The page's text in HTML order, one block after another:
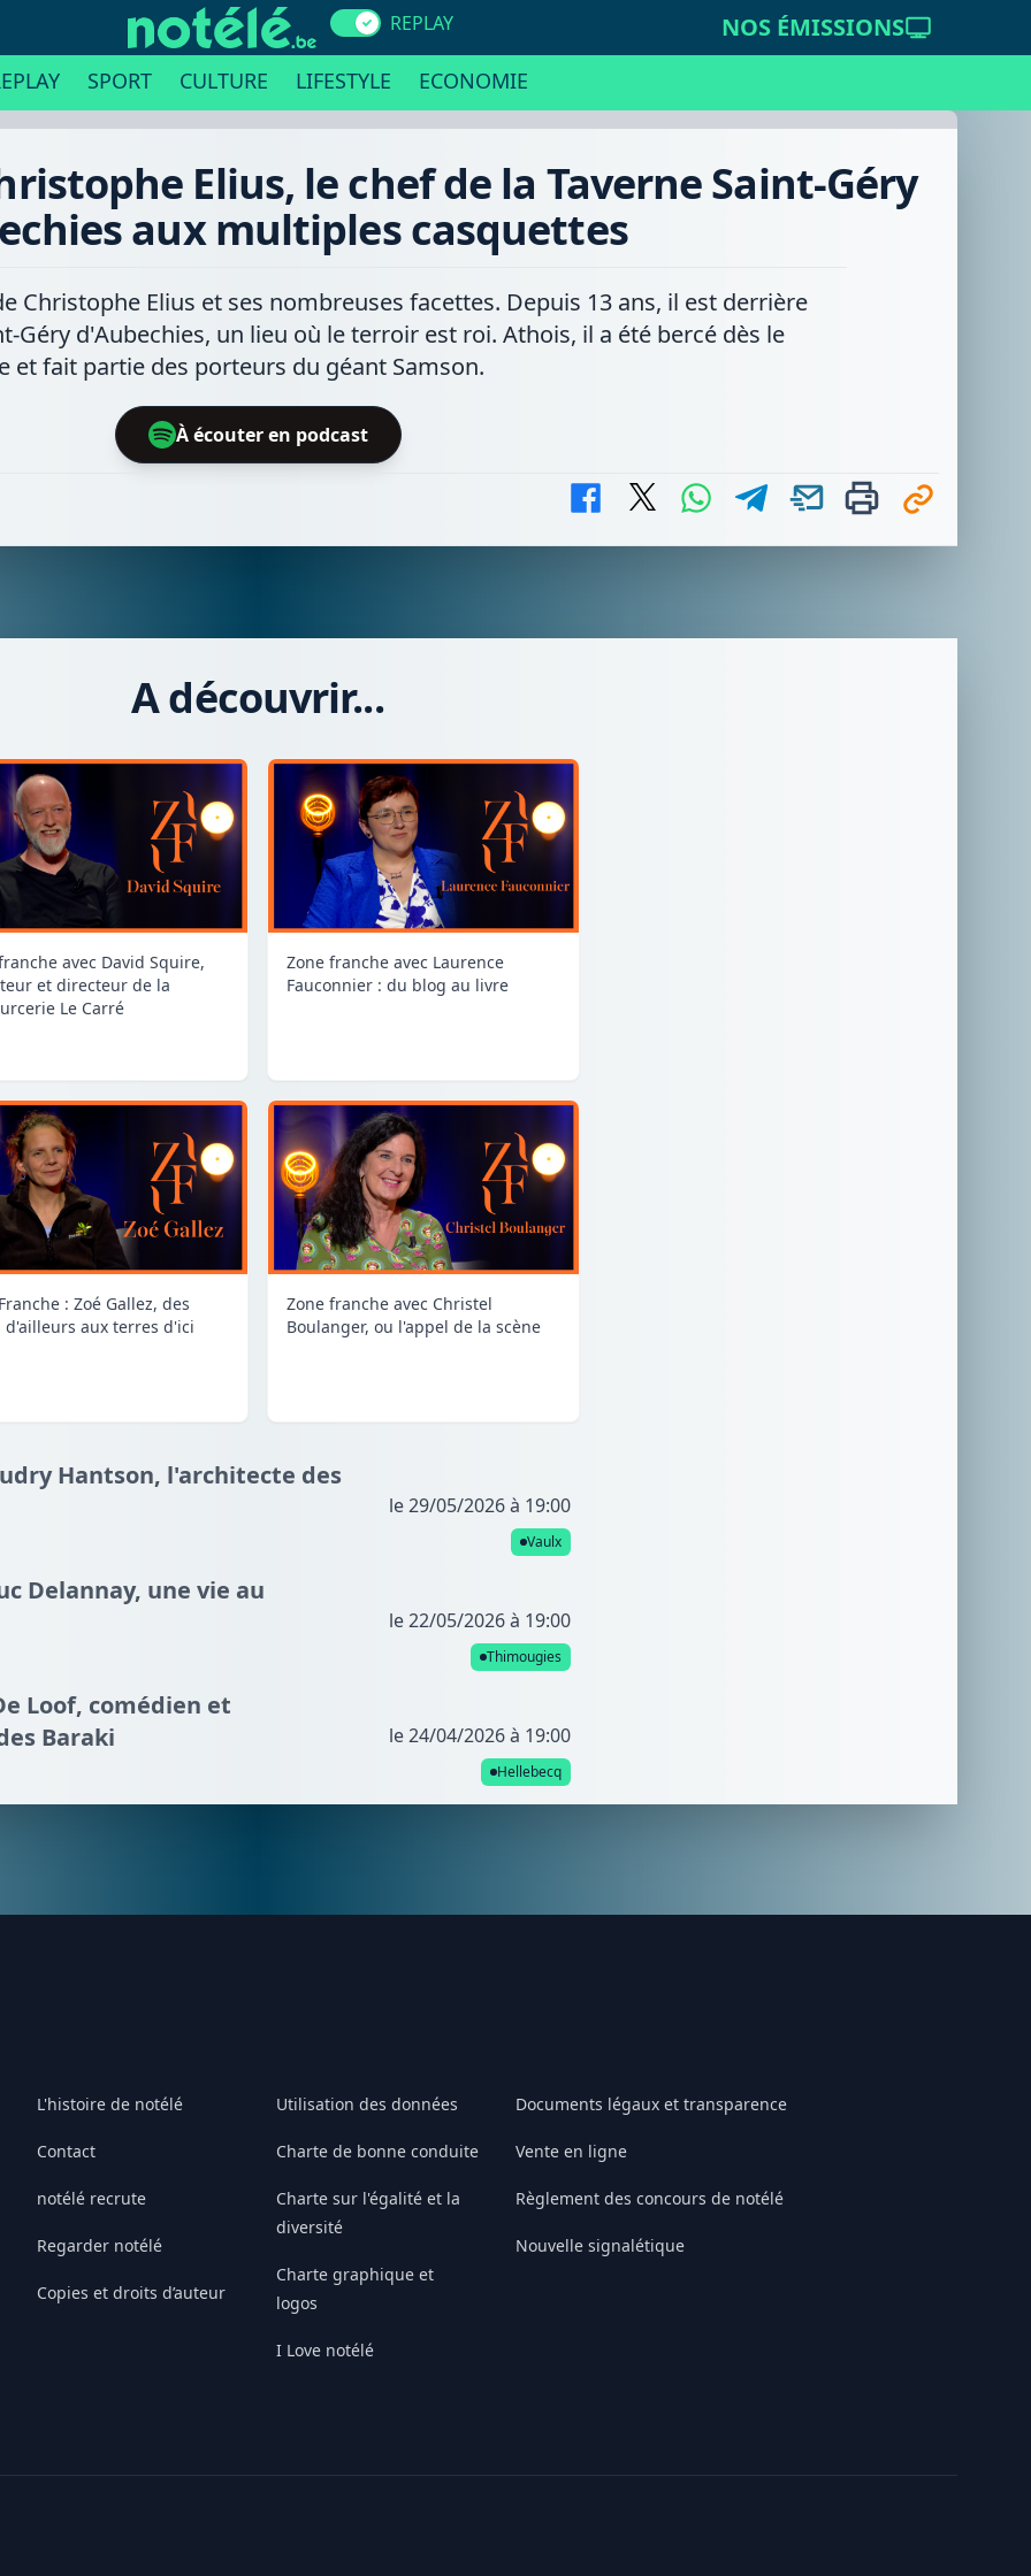
REPLAY NOS ÉMISSIONS
SPORT CULTURE LIFESTYLE ECONOMIE
Elius, le chef de la Taverne Saint-Géry
aux multiples casquettes
Christophe Elius et ses nombreuses facettes. Depuis 13 ans, il est derrière
Géry d'Aubechies, un lieu où le terroir est roi. Athois, il a été bercé dès le
et fait partie des porteurs du géant Samson.
À écouter en podcast
A découvrir...
avec David Squire,
et directeur de la
Le Carré
Zone franche avec Laurence
Fauconnier : du blog au livre
: Zoé Gallez, des
d'ailleurs aux terres d'ici
Zone franche avec Christel
Boulanger, ou l'appel de la scène
Hantson, l'architecte des
le 29/05/2026 à 19:00
Vaulx
Delannay, une vie au
le 22/05/2026 à 19:00
Thimougies
Loof, comédien et
Baraki
le 24/04/2026 à 19:00
Hellebecq
L'histoire de notélé
Contact
notélé recrute
Regarder notélé
Copies et droits d’auteur
Utilisation des données
Charte de bonne conduite
Charte sur l'égalité et la
diversité
Charte graphique et
logos
I Love notélé
Documents légaux et transparence
Vente en ligne
Règlement des concours de notélé
Nouvelle signalétique